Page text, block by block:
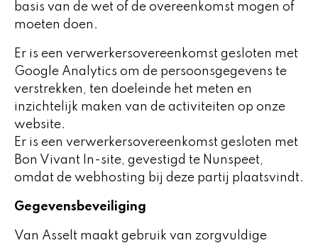
basis van de wet of de overeenkomst mogen of
moeten doen.
Er is een verwerkersovereenkomst gesloten met
Google Analytics om de persoonsgegevens te
verstrekken, ten doeleinde het meten en
inzichtelijk maken van de activiteiten op onze
website.
Er is een verwerkersovereenkomst gesloten met
Bon Vivant In-site, gevestigd te Nunspeet,
omdat de webhosting bij deze partij plaatsvindt.
Gegevensbeveiliging
Van Asselt maakt gebruik van zorgvuldige